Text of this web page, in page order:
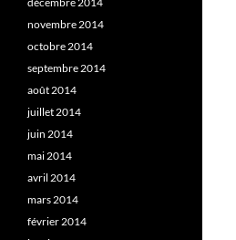
novembre 2014
octobre 2014
septembre 2014
août 2014
juillet 2014
juin 2014
mai 2014
avril 2014
mars 2014
février 2014